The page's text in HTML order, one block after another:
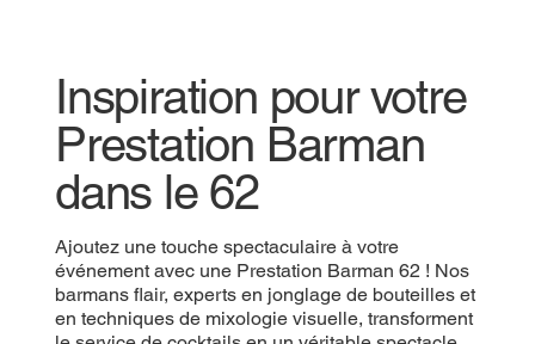
Inspiration pour votre
Prestation Barman
dans le 62
Ajoutez une touche spectaculaire à votre
événement avec une Prestation Barman 62 ! Nos
barmans flair, experts en jonglage de bouteilles et
en techniques de mixologie visuelle, transforment